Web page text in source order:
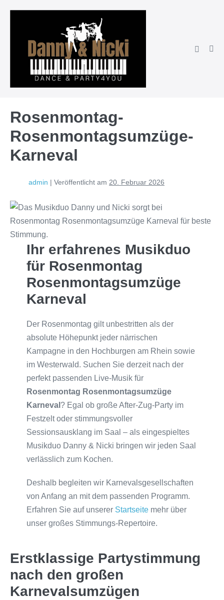
Suche-
Rosenmontag-
Rosenmontagsumzüge-
Karneval
admin | Veröffentlicht am 20. Februar 2026
Ihr erfahrenes Musikduo
für Rosenmontag
Rosenmontagsumzüge
Karneval
Der Rosenmontag gilt unbestritten als der
absolute Höhepunkt jeder närrischen
Kampagne in den Hochburgen am Rhein sowie
im Westerwald. Suchen Sie derzeit nach der
perfekt passenden Live-Musik für
Rosenmontag Rosenmontagsumzüge
Karneval ? Egal ob große After-Zug-Party im
Festzelt oder stimmungsvoller
Sessionsausklang im Saal – als eingespieltes
Musikduo Danny & Nicki bringen wir jeden Saal
verlässlich zum Kochen.
Deshalb begleiten wir Karnevalsgesellschaften
von Anfang an mit dem passenden Programm.
Erfahren Sie auf unserer Startseite mehr über
unser großes Stimmungs-Repertoire.
Erstklassige Partystimmung
nach den großen
Karnevalsumzügen